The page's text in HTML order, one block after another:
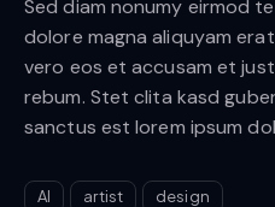
Sed diam nonumy eirmod
dolore magna aliquyam
vero eos et accusam et
rebum. Stet clita kasd
sanctus est lorem ipsum
AI artist design